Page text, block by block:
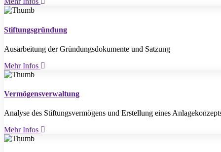
Stiftungsgründung
Ausarbeitung der Gründungsdokumente und Satzung
Mehr Infos
Vermögensverwaltung
Analyse des Stiftungsvermögens und Erstellung eines
Mehr Infos